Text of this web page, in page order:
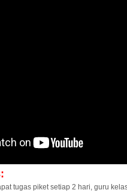
tugas piket setiap 2 hari, guru